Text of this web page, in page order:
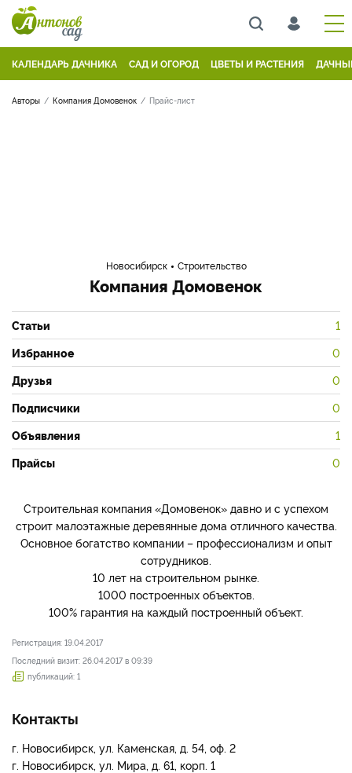
КАЛЕНДАРЬ ДАЧНИКА САД И ОГОРОД ЦВЕТЫ И РАСТЕНИЯ
Авторы Компания Домовенок Прайс-лист
Новосибирск Строительство
Компания Домовенок
Статьи 1
Избранное 0
Друзья 0
Подписчики 0
Объявления 1
Прайсы 0
Строительная компания «Домовенок» давно и с успехом
строит малоэтажные деревянные дома отличного качества.
Основное богатство компании – профессионализм и опыт
сотрудников.
10 лет на строительном рынке.
1000 построенных объектов.
100% гарантия на каждый построенный объект.
Регистрация: 19.04.2017
Последний визит: 26.04.2017 в 09:39
публикаций: 1
Контакты
г. Новосибирск, ул. Каменская, д. 54, оф. 2
г. Новосибирск, ул. Мира, д. 61, корп. 1